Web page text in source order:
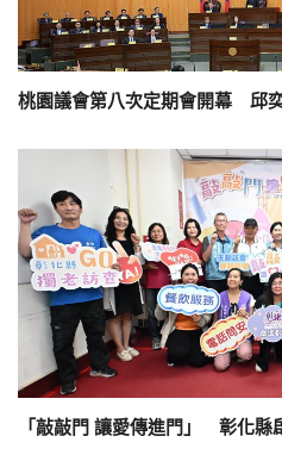
桃園議會第八次定期會開幕 邱
「敲敲門 讓愛傳進門」 彰化縣